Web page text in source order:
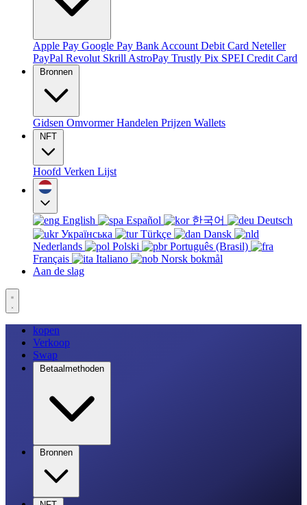
Apple Pay Google Pay Bank Account Debit Card Neteller
PayPal Revolut Skrill AstroPay Trustly Pix SPEI Credit Card
Bronnen
Gidsen OmvormerHandelen Prijzen Wallets
NFT
Hoofd Verken Lijst
English Español 한국어
Deutsch
Українська
Türkçe
Dansk
Nederlands
Polski
Português (Brasil)
Français
Italiano
Norsk bokmål
Aan de slag
kopen
Verkoop
Swap
Betaalmethoden
Bronnen